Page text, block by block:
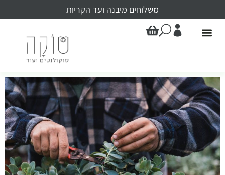
משלוחים מיבנה ועד הקריות